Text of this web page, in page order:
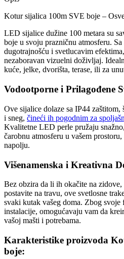
Kotur sijalica 100m SVE boje –
LED sijalice dužine 100 metara su
boje u svoju prazničnu atmosferu.
dugotrajnošću i svetlucavim
nezaboravan vizuelni doživljaj.
kuće, jelke, dvorišta, terase, ili za
Vodootporne i Prilagođene
Ove sijalice dolaze sa IP44 zaštitom,
i sneg, čineći ih pogodnim za
Kvalitetne LED perle pružaju
čarobnu atmosferu u vašem
napolju.
Višenamenska i Kreativna
Bez obzira da li ih okačite na
postavite na travu, ove svetlosne
svaki kutak vašeg doma. Zbog
instalacije, omogućavaju vam da
vašoj mašti i potrebama.
Karakteristike proizvoda
boje: